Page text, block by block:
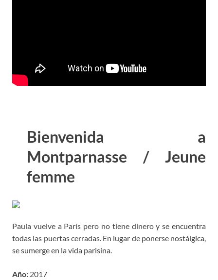
Bienvenida a
Montparnasse / Jeune
femme
Paula vuelve a París pero no tiene dinero y se encuentra
todas las puertas cerradas. En lugar de ponerse nostálgica,
se sumerge en la vida parisina.
Año: 2017